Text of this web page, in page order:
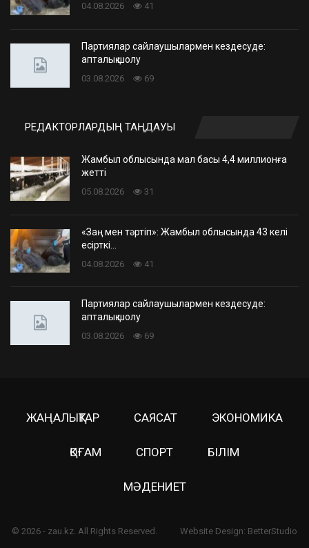
04.08.2026 41
Партиялар сайлаушылармен кездесуде:
апталық шолу
03.08.2026 69
РЕДАКТОРЛАРДЫҢ ТАҢДАУЫ
Жамбыл облысында мал басы 4,4 миллионға
жетті
05.08.2026 31
«Заң мен тәртіп»: Жамбыл облысында 43 келі
есірткі…
04.08.2026 41
Партиялар сайлаушылармен кездесуде:
апталық шолу
03.08.2026 69
ЖАҢАЛЫҚТАР САЯСАТ ЭКОНОМИКА
ҚОҒАМ СПОРТ БІЛІМ
МӘДЕНИЕТ
© 2026 - zau.kz. All Rights Reserved. Website Design: BetterStudio